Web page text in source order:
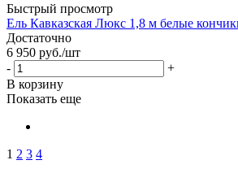
Быстрый просмотр
Ель Кавказская Люкс 1,8 м белые
Достаточно
6 950 руб./шт
-
+
В корзину
Показать еще
1 2 3 4